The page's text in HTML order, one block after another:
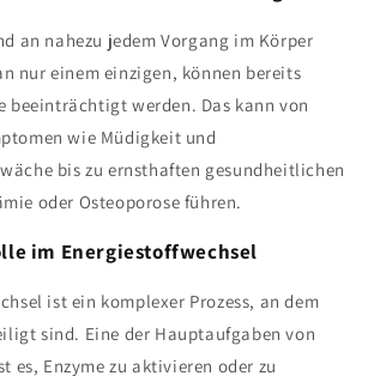
an nahezu jedem Vorgang im Körper
nur einem einzigen, können bereits
beeinträchtigt werden. Das kann von
wie Müdigkeit und
bis zu ernsthaften gesundheitlichen
oder Osteoporose führen.
im Energiestoffwechsel
ist ein komplexer Prozess, an dem
sind. Eine der Hauptaufgaben von
es, Enzyme zu aktivieren oder zu